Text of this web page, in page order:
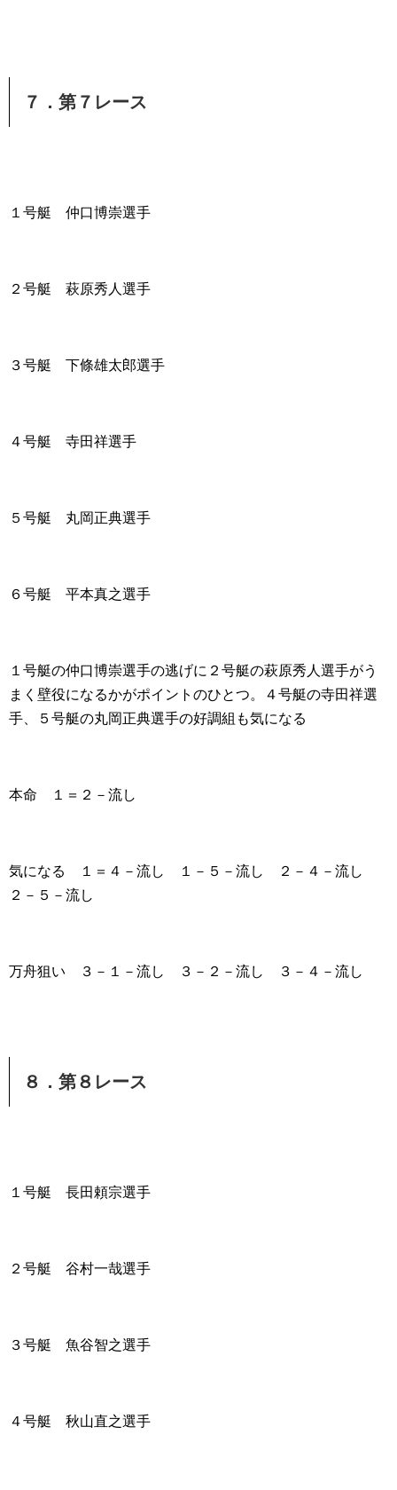
７．第７レース
１号艇 仲口博崇選手
２号艇 萩原秀人選手
３号艇 下條雄太郎選手
４号艇 寺田祥選手
５号艇 丸岡正典選手
６号艇 平本真之選手
１号艇の仲口博崇選手の逃げに２号艇の萩原秀人選手がう
まく壁役になるかがポイントのひとつ。４号艇の寺田祥選
手、５号艇の丸岡正典選手の好調組も気になる
本命 １＝２－流し
気になる １＝４－流し １－５－流し ２－４－流し
２－５－流し
万舟狙い ３－１－流し ３－２－流し ３－４－流し
８．第８レース
１号艇 長田頼宗選手
２号艇 谷村一哉選手
３号艇 魚谷智之選手
４号艇 秋山直之選手